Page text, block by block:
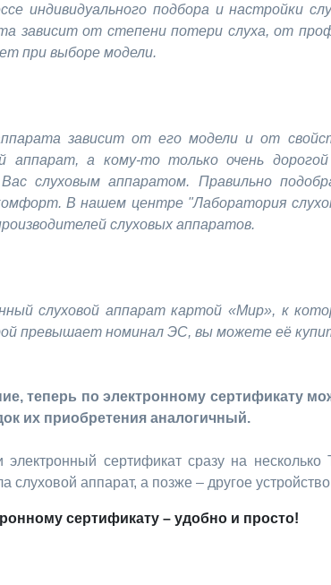
индивидуального подбора и настройки
зависит от степени потери слуха, от
при выборе модели.
зависит от его модели и от
аппарат, а кому-то только очень
слуховым аппаратом. Правильно
В нашем центре "Лаборатория
слуховых аппаратов.
слуховой аппарат картой «Мир», к
превышает номинал ЭС, вы можете её
теперь по электронному сертификату
их приобретения аналогичный.
электронный сертификат сразу на
слуховой аппарат, а позже – другое
сертификату – удобно и просто!